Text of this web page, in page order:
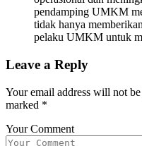
pendamping UMKM
tidak hanya
pelaku UMKM untuk
Leave a Reply
Your email address will not
marked *
Your Comment